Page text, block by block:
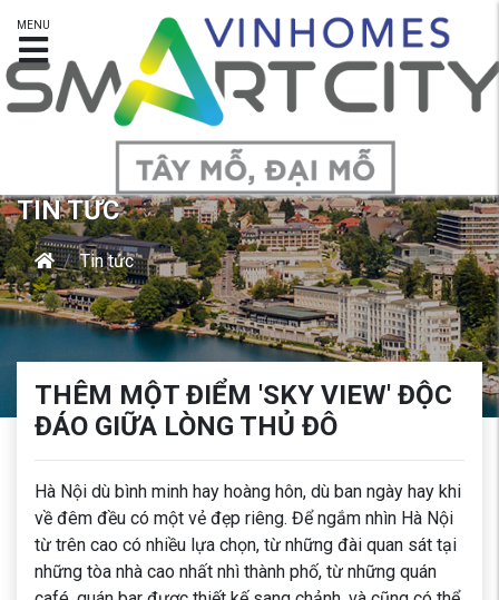
MENU
TIN TỨC
Tin tức
THÊM MỘT ĐIỂM 'SKY VIEW' ĐỘC
ĐÁO GIỮA LÒNG THỦ ĐÔ
Hà Nội dù bình minh hay hoàng hôn, dù ban ngày hay khi
về đêm đều có một vẻ đẹp riêng. Để ngắm nhìn Hà Nội
từ trên cao có nhiều lựa chọn, từ những đài quan sát tại
những tòa nhà cao nhất nhì thành phố, từ những quán